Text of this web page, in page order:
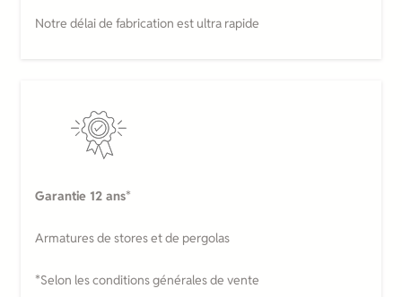
Notre délai de fabrication est ultra rapide
Garantie 12 ans*
Armatures de stores et de pergolas
*Selon les conditions générales de vente